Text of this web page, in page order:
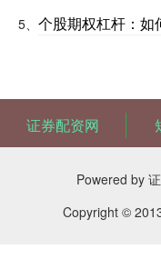
5、 个股期权杠杆：如
证券配资网
Powered by
Copyright ©